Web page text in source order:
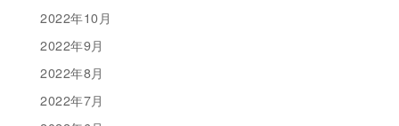
2022年10月
2022年9月
2022年8月
2022年7月